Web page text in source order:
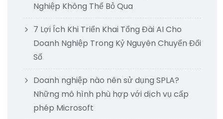
Nghiệp Không Thể Bỏ Qua
7 Lợi Ích Khi Triển Khai Tổng Đài AI Cho
Doanh Nghiệp Trong Kỷ Nguyên Chuyển Đổi
Số
Doanh nghiệp nào nên sử dụng SPLA?
Những mô hình phù hợp với dịch vụ cấp
phép Microsoft